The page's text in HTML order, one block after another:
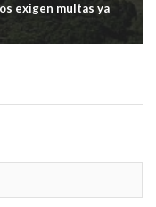
exigen multas ya